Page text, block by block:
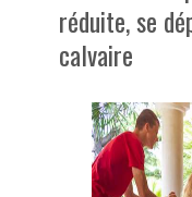
réduite, se
calvaire